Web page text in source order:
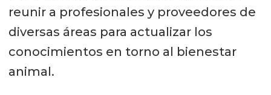
reunir a profesionales y proveedores de
diversas áreas para actualizar los
conocimientos en torno al bienestar
animal.